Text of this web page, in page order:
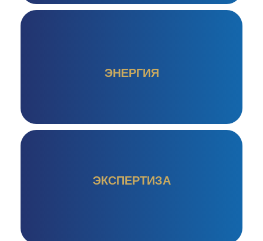
ЭНЕРГИЯ
ЭКСПЕРТИЗА